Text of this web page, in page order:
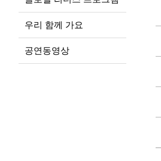
우리 함께 가요
공연동영상